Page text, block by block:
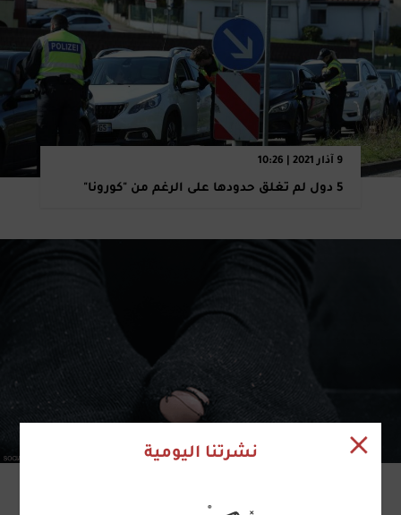
9 آذار 2021 | 10:26
5 دول لم تغلق حدودها على الرغم من "كورونا"
نشرتنا اليومية